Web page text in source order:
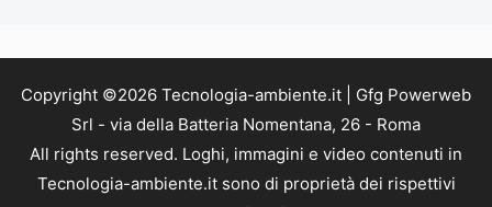
Copyright ©2026 Tecnologia-ambiente.it | Gfg Powerweb
Srl - via della Batteria Nomentana, 26 - Roma
All rights reserved. Loghi, immagini e video contenuti in
Tecnologia-ambiente.it sono di proprietà dei rispettivi